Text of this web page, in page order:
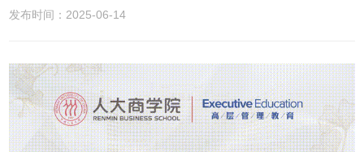
发布时间：2025-06-14